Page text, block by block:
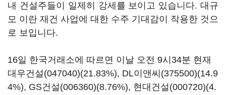
내 건설주들이 일제히 강세를 보이고 있습니다. 대규
모 이란 재건 사업에 대한 수주 기대감이 작용한 것으
로 보입니다.
16일 한국거래소에 따르면 이날 오전 9시34분 현재
대우건설(047040)(21.83%), DL이앤씨(375500)(14.9
4%), GS건설(006360)(8.76%), 현대건설(000720)(4.